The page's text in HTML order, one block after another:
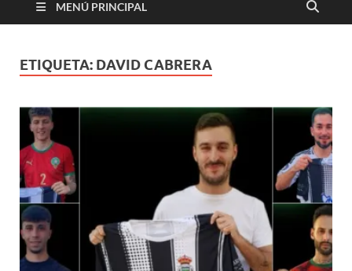
MENÚ PRINCIPAL
ETIQUETA: DAVID CABRERA